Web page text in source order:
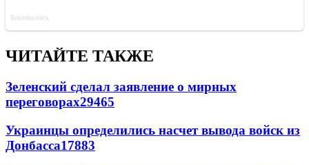
ЧИТАЙТЕ ТАКЖЕ
Зеленский сделал заявление о мирных
переговорах29465
Украинцы определились насчет вывода войск из
Донбасса17883